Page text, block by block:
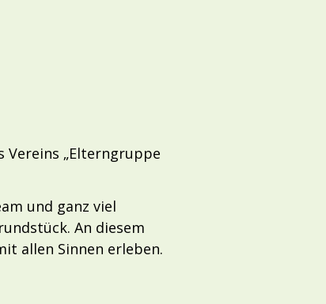
„Elterngruppe
und ganz viel
An diesem
allen Sinnen erleben.